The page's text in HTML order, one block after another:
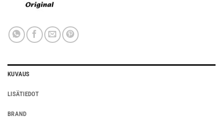
KUVAUS
LISÄTIEDOT
BRAND